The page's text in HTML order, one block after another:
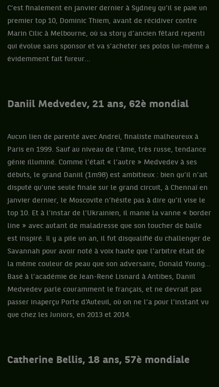
C’est finalement en janvier dernier à Sydney qu’il se paie un
premier top 10, Dominic Thiem, avant de récidiver contre
Marin Cilic à Melbourne, où sa story d’ancien fêtard repenti
qui évolue sans sponsor et va s’acheter ses polos lui-même a
évidemment fait fureur...
Daniil Medvedev, 21 ans, 62è mondial
Aucun lien de parenté avec Andreï, finaliste malheureux à
Paris en 1999. Sauf au niveau de l’âme, très russe, tendance
génie illuminé. Comme l’était « l’autre » Medvedev à ses
débuts, le grand Daniil (1m98) est ambitieux : bien qu’il n’ait
disputé qu’une seule finale sur le grand circuit, à Chennaï en
janvier dernier, le Moscovite n’hésite pas à dire qu’il vise le
top 10. Et à l’instar de l’Ukrainien, il manie la vanne « border
line » avec autant de maladresse que son toucher de balle
est inspiré. Il y a pile un an, il fut disqualifié du challenger de
Savannah pour avoir noté à voix haute que l’arbitre était de
la même couleur de peau que son adversaire, Donald Young...
Basé à l’académie de Jean-René Lisnard à Antibes, Daniil
Medvedev parle couramment le français, et ne devrait pas
passer inaperçu Porte d’Auteuil, où on ne l’a pour l’instant vu
que chez les Juniors, en 2013 et 2014.
Catherine Bellis, 18 ans, 57è mondiale